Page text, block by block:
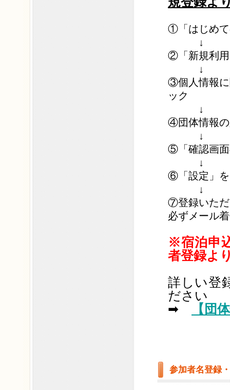
①「はじめて
↓
②「新規利
↓
③個人情報に
ック
↓
④団体情報
↓
⑤「確認画
↓
⑥「設定」
↓
⑦登録いただ
必ずメール
※宿泊申
者登録よ
詳しい登
ださい
➡
【団
参加者名登録